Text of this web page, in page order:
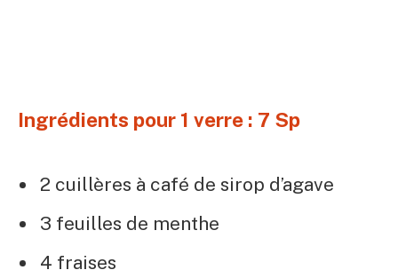
Ingrédients pour 1 verre : 7 Sp
2 cuillères à café de sirop d’agave
3 feuilles de menthe
4 fraises